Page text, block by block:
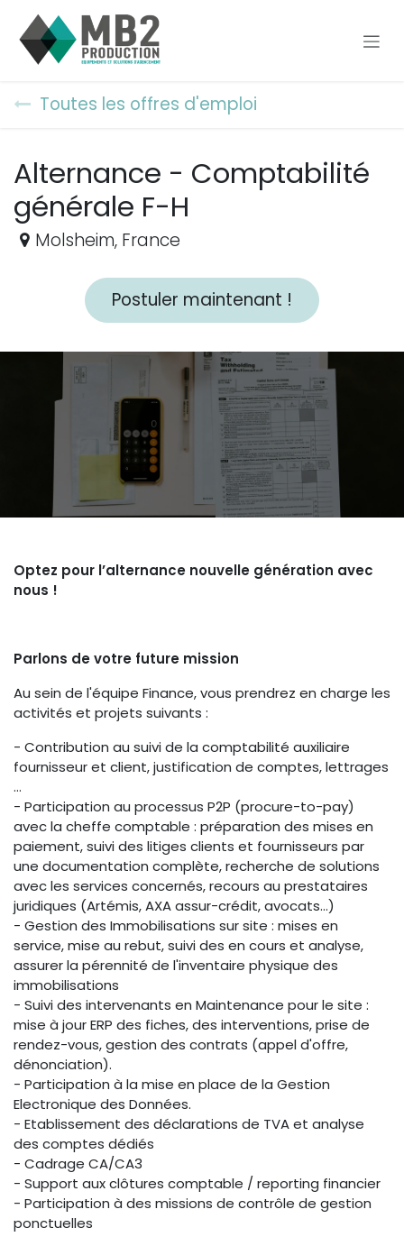
Toutes les offres d'emploi
Alternance - Comptabilité
générale F-H
Molsheim, France
Postuler maintenant !
Optez pour l’alternance nouvelle génération avec
nous !
Parlons de votre future mission
Au sein de l'équipe Finance, vous prendrez en charge les
activités et projets suivants :
- Contribution au suivi de la comptabilité auxiliaire
fournisseur et client, justification de comptes, lettrages
…
- Participation au processus P2P (procure-to-pay)
avec la cheffe comptable : préparation des mises en
paiement, suivi des litiges clients et fournisseurs par
une documentation complète, recherche de solutions
avec les services concernés, recours au prestataires
juridiques (Artémis, AXA assur-crédit, avocats...)
- Gestion des Immobilisations sur site : mises en
service, mise au rebut, suivi des en cours et analyse,
assurer la pérennité de l'inventaire physique des
immobilisations
- Suivi des intervenants en Maintenance pour le site :
mise à jour ERP des fiches, des interventions, prise de
rendez-vous, gestion des contrats (appel d'offre,
dénonciation).
- Participation à la mise en place de la Gestion
Electronique des Données.
- Etablissement des déclarations de TVA et analyse
des comptes dédiés
- Cadrage CA/CA3
- Support aux clôtures comptable / reporting financier
- Participation à des missions de contrôle de gestion
ponctuelles